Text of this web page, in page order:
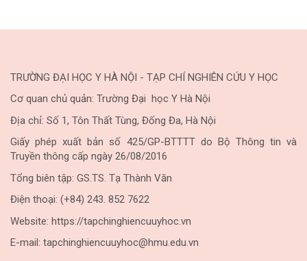
TRƯỜNG ĐẠI HỌC Y HÀ NỘI - TẠP CHÍ NGHIÊN CỨU Y HỌC
Cơ quan chủ quản: Trường Đại học Y Hà Nội
Địa chỉ: Số 1, Tôn Thất Tùng, Đống Đa, Hà Nội
Giấy phép xuất bản số 425/GP-BTTTT do Bộ Thông tin và
Truyền thông cấp ngày 26/08/2016
Tổng biên tập: GS.TS. Tạ Thành Văn
Điện thoại: (+84) 243. 852 7622
Website: https://tapchinghiencuuyhoc.vn
E-mail: tapchinghiencuuyhoc@hmu.edu.vn